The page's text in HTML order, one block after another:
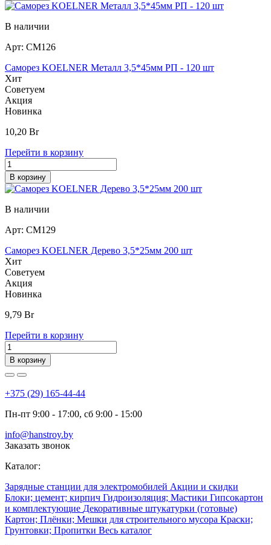
В наличии
Арт: СМ126
Саморез KOELNER Металл 3,5*45мм РП - 120 шт
Хит
Советуем
Акция
Новинка
10,20 Br
Перейти в корзину
В корзину
В наличии
Арт: СМ129
Саморез KOELNER Дерево 3,5*25мм 200 шт
Хит
Советуем
Акция
Новинка
9,79 Br
Перейти в корзину
В корзину
+375 (29) 165-44-44
Пн-пт 9:00 - 17:00, сб 9:00 - 15:00
info@hanstroy.by
Заказать звонок
Каталог:
Зарядные станции для электромобилей Акции и скидки
Блоки; цемент; кирпич Гидроизоляция; Мастики Гипсокартон
и комплектующие Декоративные штукатурки (готовые)
Картон; Плёнки; Мешки для строительного мусора Краски;
Грунтовки; Пропитки Весь каталог